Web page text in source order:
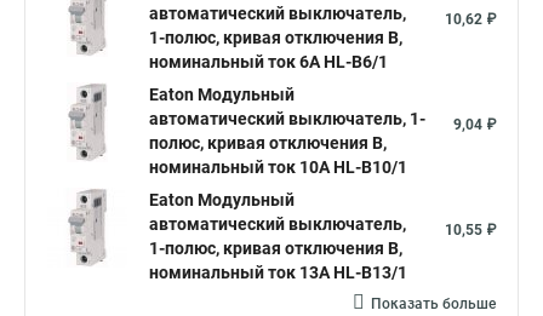
автоматический выключатель,
1-полюс, кривая отключения B,
номинальный ток 6А HL-B6/1
10,62 ₽
Eaton Модульный
автоматический выключатель, 1-
полюс, кривая отключения B,
номинальный ток 10А HL-B10/1
9,04 ₽
Eaton Модульный
автоматический выключатель,
1-полюс, кривая отключения B,
номинальный ток 13А HL-B13/1
10,55 ₽
Показать больше